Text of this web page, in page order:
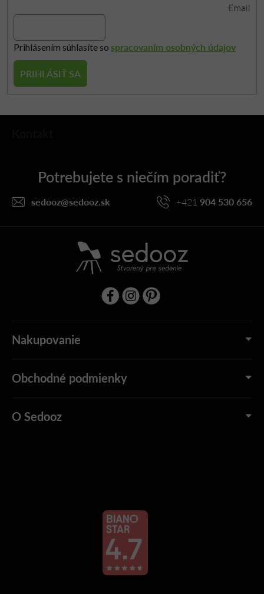
Email
Prihlásením súhlasíte so spracovaním osobných údajov
PRIHLÁSIŤ SA
sedooz@sedooz.sk +421 904 530 656
Nakupovanie
Obchodné podmienky
O Sedooz